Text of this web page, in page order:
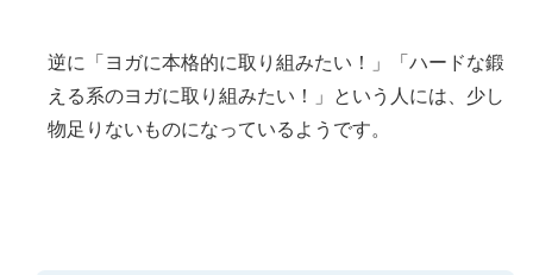
逆に「ヨガに本格的に取り組みたい！」「ハードな鍛
える系のヨガに取り組みたい！」という人には、少し
物足りないものになっているようです。